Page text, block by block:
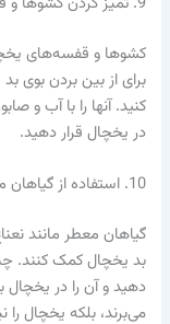
کشوها و قفسه‌های
برای از بین بردن بوی
کنید. آنها را با آب و
در یخچال قرار دهید.
10. استفاده از گیاهان معطر
گیاهان معطر مانند
بد یخچال کمک کنند.
دهید و آن را در یخچال
می‌برند، بلکه یخچال